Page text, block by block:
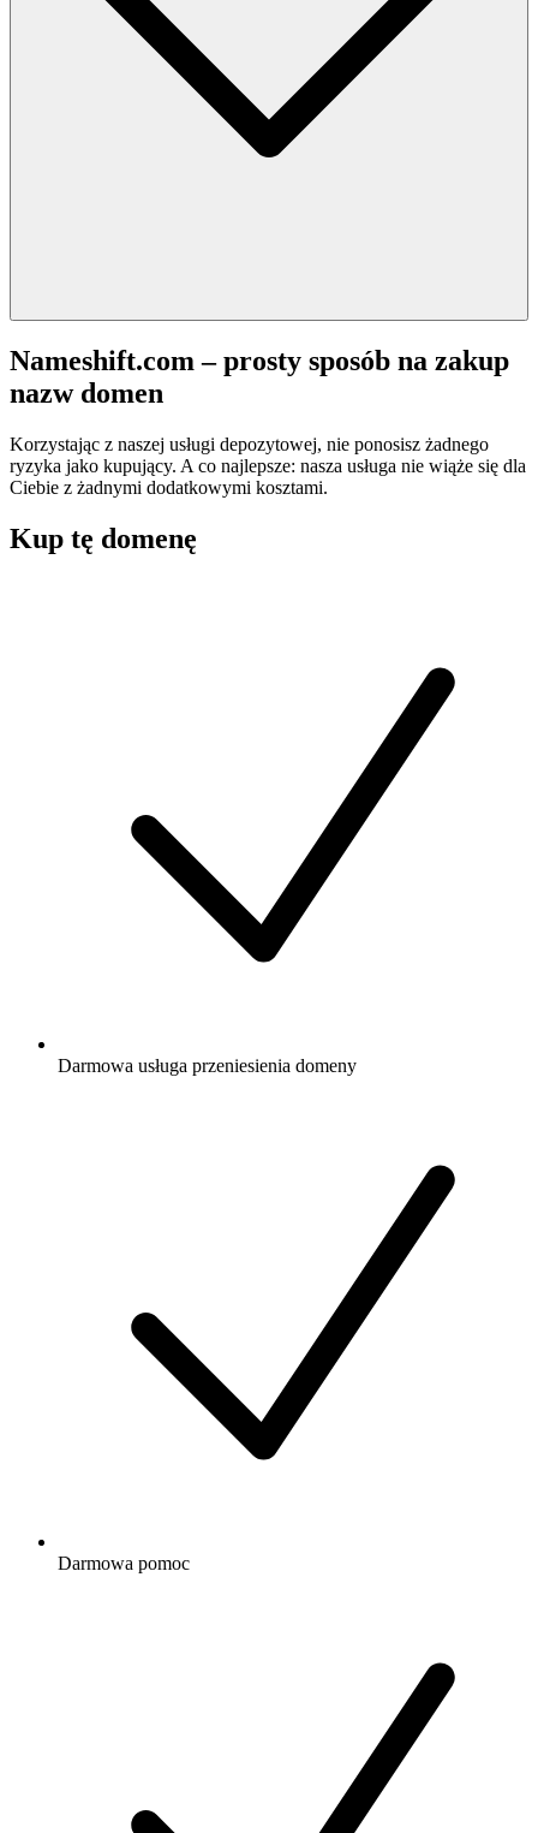
Nameshift.com – prosty sposób na zakup
nazw domen
Korzystając z naszej usługi depozytowej, nie ponosisz żadnego
ryzyka jako kupujący. A co najlepsze: nasza usługa nie wiąże się dla
Ciebie z żadnymi dodatkowymi kosztami.
Kup tę domenę
Darmowa usługa przeniesienia domeny
Darmowa pomoc